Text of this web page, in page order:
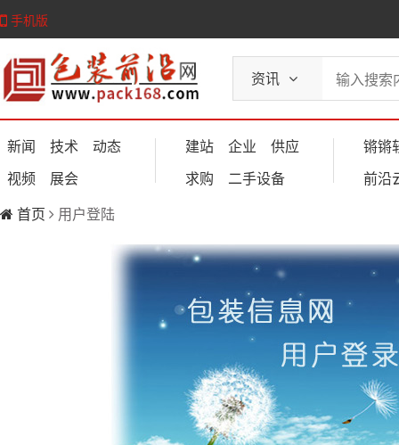
手机版
资讯
新闻 技术
动态
视频
展会
建站 企业
供应
求购
二手设备
锵锵
前沿
首页
用户登陆